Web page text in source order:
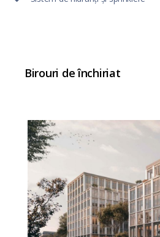
Birouri de închiriat